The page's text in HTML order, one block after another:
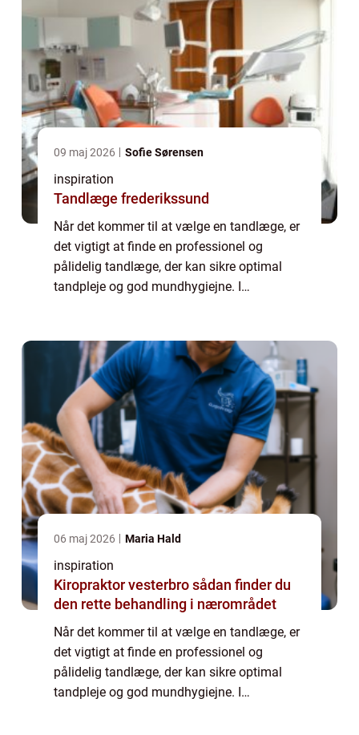
09 maj 2026 Sofie Sørensen
inspiration
Tandlæge frederikssund
Når det kommer til at vælge en tandlæge, er
det vigtigt at finde en professionel og
pålidelig tandlæge, der kan sikre optimal
tandpleje og god mundhygiejne. I
være en ud...
06 maj 2026 Maria Hald
inspiration
Kiropraktor vesterbro sådan finder du
den rette behandling i nærområdet
Når det kommer til at vælge en tandlæge, er
det vigtigt at finde en professionel og
pålidelig tandlæge, der kan sikre optimal
tandpleje og god mundhygiejne. I